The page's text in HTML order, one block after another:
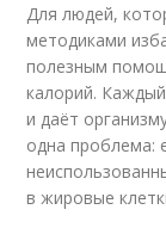
Для людей,
методиками
полезным
калорий.
и даёт
одна проблема:
в жировые